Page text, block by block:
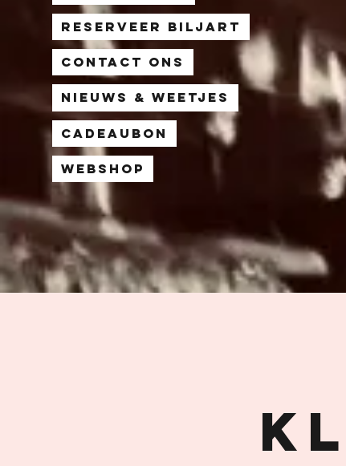
Reserveer Biljart
Contact Ons
Nieuws & Weetjes
Cadeaubon
Webshop